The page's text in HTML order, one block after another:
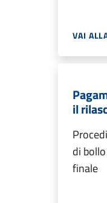
VAI
il
di
finale